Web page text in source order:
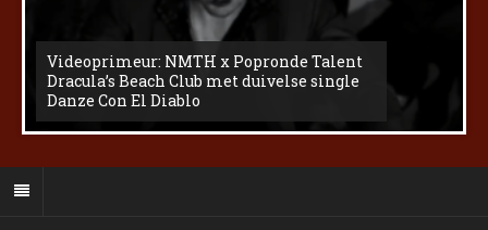
Videoprimeur: NMTH x Popronde Talent
Dracula’s Beach Club met duivelse single
Danze Con El Diablo